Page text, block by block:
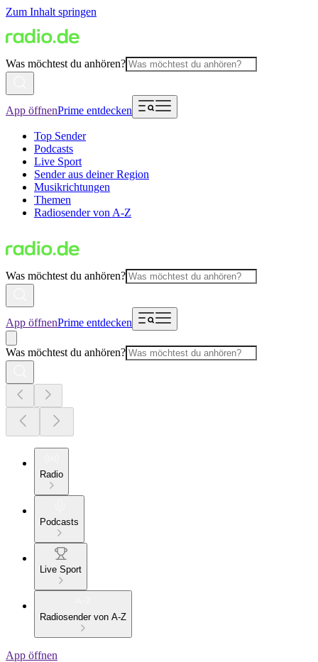
Zum Inhalt springen
Was möchtest du anhören?
App öffnenPrime entdecken
Top Sender
Podcasts
Live Sport
Sender aus deiner Region
Musikrichtungen
Themen
Radiosender von A-Z
Was möchtest du anhören?
App öffnenPrime entdecken
Was möchtest du anhören?
Radio
Podcasts
Live Sport
Radiosender von A-Z
App öffnen